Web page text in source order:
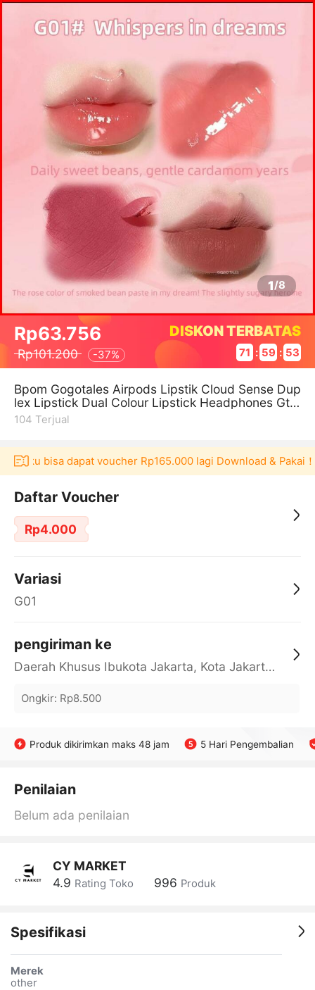
1/8
Rp63.756
Rp101.200 -37%
DISKON TERBATAS
71 : 59 : 53
Bpom Gogotales Airpods Lipstik Cloud Sense Dup
lex Lipstick Dual Colour Lipstick Headphones Gt6
21
104 Terjual
bisa dapat voucher Rp165.000 lagi Download & Pakai！
Daftar Voucher
Rp4.000
Variasi
G01
pengiriman ke
Daerah Khusus Ibukota Jakarta, Kota Jakarta Barat, Cengkareng, yy
Ongkir: Rp8.500
Produk dikirimkan maks 48 jam 5 Hari Pengembalian
Penilaian
Belum ada penilaian
CY MARKET
4.9 Rating Toko 996 Produk
Spesifikasi
Merek
other